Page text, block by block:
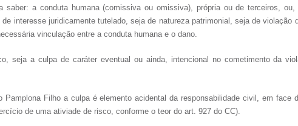
saber: a conduta humana (comissiva ou omissiva), própria ou de terceiros,
interesse juridicamente tutelado, seja de natureza patrimonial, seja de violação
vinculação entre a conduta humana e o dano.
seja a culpa de caráter eventual ou ainda, intencional no cometimento da
Pamplona Filho a culpa é elemento acidental da responsabilidade civil, em face
de uma ativiade de risco, conforme o teor do art. 927 do CC).